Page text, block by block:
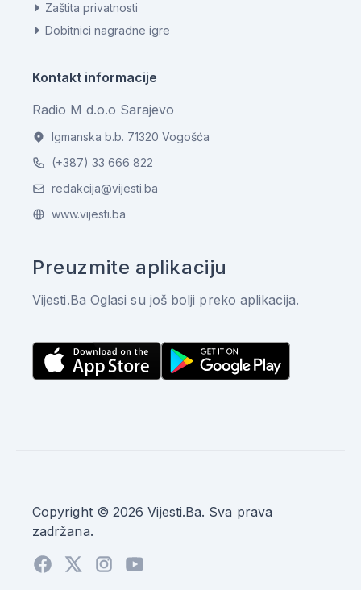
Zaštita privatnosti
Dobitnici nagradne igre
Kontakt informacije
Radio M d.o.o Sarajevo
Igmanska b.b. 71320 Vogošća
(+387) 33 666 822
redakcija@vijesti.ba
www.vijesti.ba
Preuzmite aplikaciju
Vijesti.Ba Oglasi su još bolji preko aplikacija.
Copyright © 2026 Vijesti.Ba. Sva prava
zadržana.